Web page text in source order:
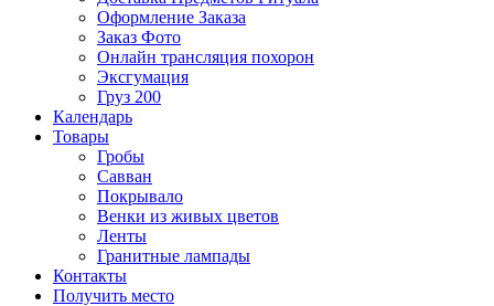
Оформление Заказа
Заказ Фото
Онлайн трансляция похорон
Эксгумация
Груз 200
Календарь
Товары
Гробы
Савван
Покрывало
Венки из живых цветов
Ленты
Гранитные лампады
Контакты
Получить место